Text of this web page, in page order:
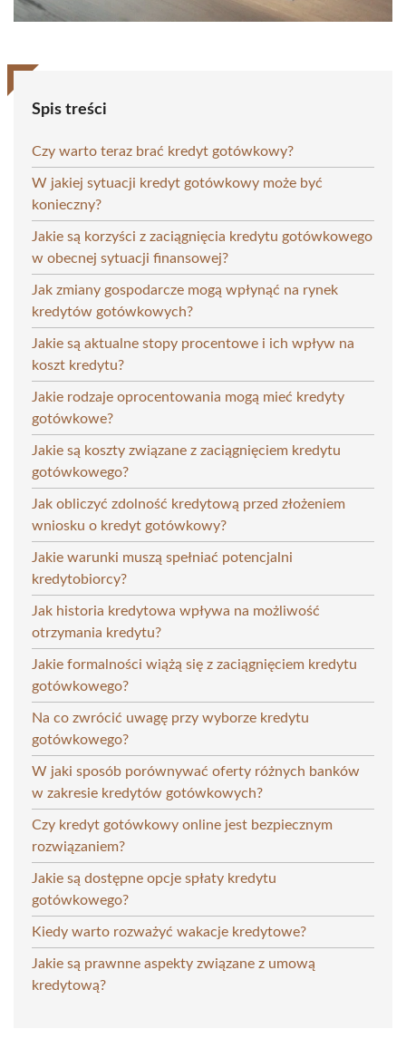
Spis treści
Czy warto teraz brać kredyt gotówkowy?
W jakiej sytuacji kredyt gotówkowy może być
konieczny?
Jakie są korzyści z zaciągnięcia kredytu gotówkowego
w obecnej sytuacji finansowej?
Jak zmiany gospodarcze mogą wpłynąć na rynek
kredytów gotówkowych?
Jakie są aktualne stopy procentowe i ich wpływ na
koszt kredytu?
Jakie rodzaje oprocentowania mogą mieć kredyty
gotówkowe?
Jakie są koszty związane z zaciągnięciem kredytu
gotówkowego?
Jak obliczyć zdolność kredytową przed złożeniem
wniosku o kredyt gotówkowy?
Jakie warunki muszą spełniać potencjalni
kredytobiorcy?
Jak historia kredytowa wpływa na możliwość
otrzymania kredytu?
Jakie formalności wiążą się z zaciągnięciem kredytu
gotówkowego?
Na co zwrócić uwagę przy wyborze kredytu
gotówkowego?
W jaki sposób porównywać oferty różnych banków
w zakresie kredytów gotówkowych?
Czy kredyt gotówkowy online jest bezpiecznym
rozwiązaniem?
Jakie są dostępne opcje spłaty kredytu
gotówkowego?
Kiedy warto rozważyć wakacje kredytowe?
Jakie są prawnne aspekty związane z umową
kredytową?